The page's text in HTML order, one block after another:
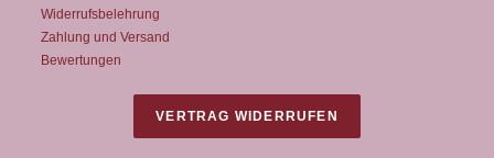
Widerrufsbelehrung
Zahlung und Versand
Bewertungen
VERTRAG WIDERRUFEN